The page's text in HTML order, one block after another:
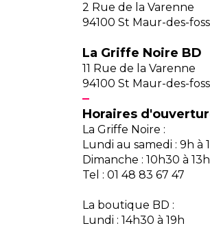
2 Rue de la Varenne
94100 St Maur-des-
La Griffe Noire BD
11 Rue de la Varenne
94100 St Maur-des-
Horaires
La Griffe Noire :
Lundi au samedi : 9h à
Dimanche : 10h30 à 13h
Tel : 01 48 83 67 47
La boutique BD :
Lundi : 14h30 à 19h